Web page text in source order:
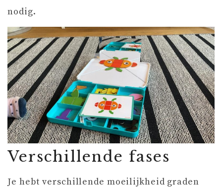
nodig.
Verschillende fases
Je hebt verschillende moeilijkheid graden